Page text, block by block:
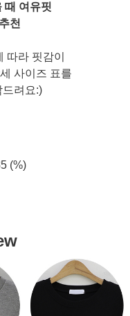
때 여유핏
천
따라 핏감이
사이즈 표를
려요:)
(%)